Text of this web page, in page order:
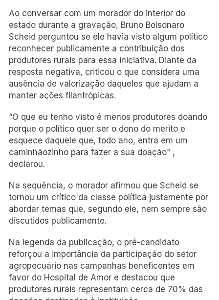
Ao conversar com um morador do interior do
estado durante a gravação, Bruno Bolsonaro
Scheid perguntou se ele havia visto algum político
reconhecer publicamente a contribuição dos
produtores rurais para essa iniciativa. Diante da
resposta negativa, criticou o que considera uma
ausência de valorização daqueles que ajudam a
manter ações filantrópicas.
“O que eu tenho visto é menos produtores doando
porque o político quer ser o dono do mérito e
esquece daquele que, todo ano, entra em um
caminhãozinho para fazer a sua doação” ,
declarou.
Na sequência, o morador afirmou que Scheid se
tornou um crítico da classe política justamente por
abordar temas que, segundo ele, nem sempre são
discutidos publicamente.
Na legenda da publicação, o pré-candidato
reforçou a importância da participação do setor
agropecuário nas campanhas beneficentes em
favor do Hospital de Amor e destacou que
produtores rurais representam cerca de 70% das